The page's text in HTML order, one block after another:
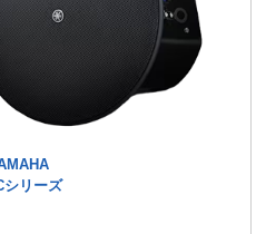
シリーズ